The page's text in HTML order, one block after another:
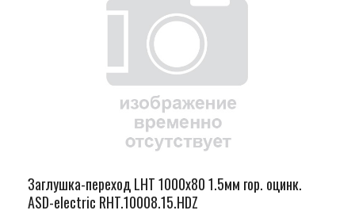
Заглушка-переход LHT 1000х80 1.5мм гор. оцинк.
ASD-electric RHT.10008.15.HDZ